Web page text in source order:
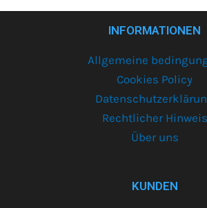
INFORMATIONEN
Allgemeine
Cookies Policy
Rechtlicher Hinweis
Über uns
KUNDEN